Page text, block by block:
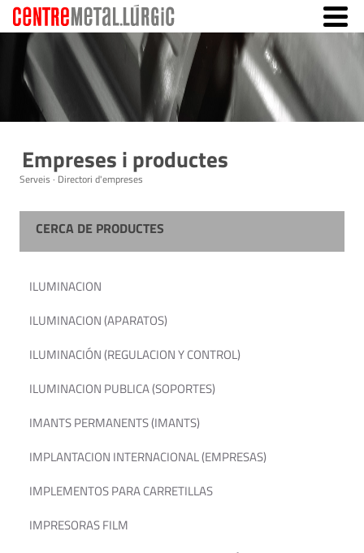
Empreses i productes
Serveis · Directori d'empreses
CERCA DE PRODUCTES
ILUMINACION
ILUMINACION (APARATOS)
ILUMINACIÓN (REGULACION Y CONTROL)
ILUMINACION PUBLICA (SOPORTES)
IMANTS PERMANENTS (IMANTS)
IMPLANTACION INTERNACIONAL (EMPRESAS)
IMPLEMENTOS PARA CARRETILLAS
IMPRESORAS FILM